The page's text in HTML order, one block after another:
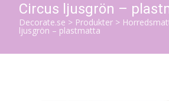
Circus ljusgrön –
Decorate.se > Produkter >
ljusgrön – plastmatta